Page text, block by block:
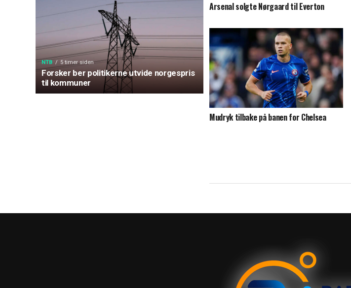
NTB 5 timer siden
Forsker ber politikerne utvide norgespris
til kommuner
Arsenal solgte Nørgaard til Everton
Mudryk tilbake på banen for Chelsea